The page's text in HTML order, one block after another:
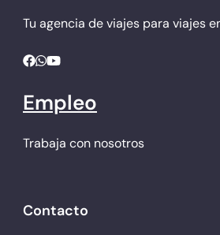
Tu agencia de viajes para viajes
Empleo
Trabaja con nosotros
Contacto